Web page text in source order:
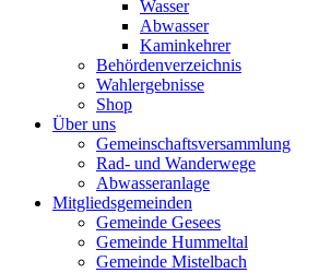
Wasser
Abwasser
Kaminkehrer
Behördenverzeichnis
Wahlergebnisse
Shop
Über uns
Gemeinschaftsversammlung
Rad- und Wanderwege
Abwasseranlage
Mitgliedsgemeinden
Gemeinde Gesees
Gemeinde Hummeltal
Gemeinde Mistelbach